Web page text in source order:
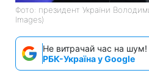
Фото: президент України
Images)
Не витрачай час на шум!
РБК-Україна у Google